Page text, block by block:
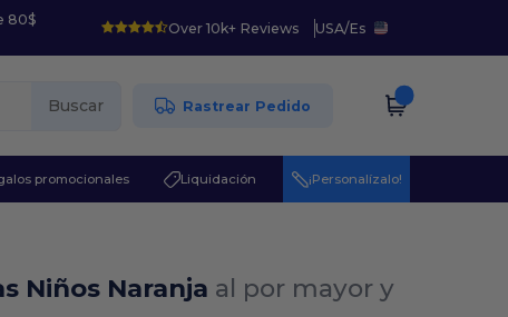
80$
Over 10k+ Reviews USA/Es
Buscar Rastrear Pedido
promocionales Liquidación ¡Personalízalo!
Niños Naranja al por mayor y